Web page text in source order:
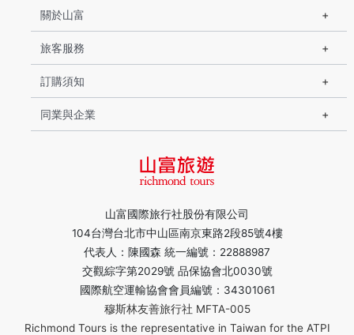
山富國際旅行社股份有限公司
104台灣台北市中山區南京東路2段85號4樓
代表人：陳國森 統一編號：22888987
交觀綜字第2029號 品保協會北0030號
國際航空運輸協會會員編號：34301061
穆斯林友善旅行社 MFTA-005
Richmond Tours is the representative in Taiwan for the ATPI
關於山富
旅客服務
訂購須知
同業與企業